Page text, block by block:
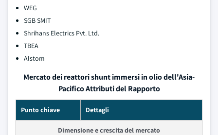
WEG
SGB SMIT
Shrihans Electrics Pvt. Ltd.
TBEA
Alstom
Mercato dei reattori shunt immersi in olio dell'Asia-
Pacifico Attributi del Rapporto
Punto chiave Dettagli
Dimensione e crescita del mercato